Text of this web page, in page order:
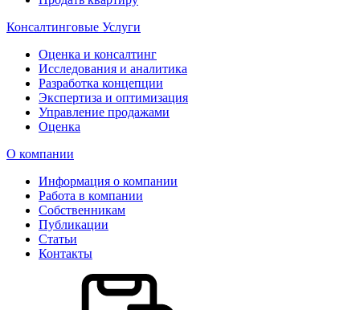
Консалтинговые Услуги
Оценка и консалтинг
Исследования и аналитика
Разработка концепции
Экспертиза и оптимизация
Управление продажами
Оценка
О компании
Информация о компании
Работа в компании
Собственникам
Публикации
Статьи
Контакты